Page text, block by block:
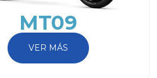
MT09
VER MÁS